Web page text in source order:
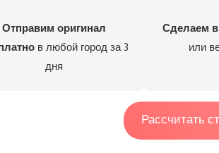
Отправим оригинал
в любой город за 3
дня
Сделаем
или
Рассчитать